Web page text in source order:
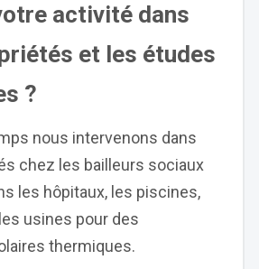
activité dans
et les études
?
nous intervenons dans
chez les bailleurs sociaux
les hôpitaux, les piscines,
usines pour des
thermiques.